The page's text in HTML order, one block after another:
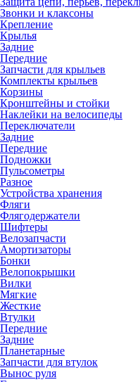
Звонки и клаксоны
Крепление
Крылья
Задние
Передние
Запчасти для крыльев
Комплекты крыльев
Корзины
Кронштейны и стойки
Наклейки на велосипеды
Переключатели
Задние
Передние
Подножки
Пульсометры
Разное
Устройства хранения
Фляги
Флягодержатели
Шифтеры
Велозапчасти
Амортизаторы
Бонки
Велопокрышки
Вилки
Мягкие
Жесткие
Втулки
Передние
Задние
Планетарные
Запчасти для втулок
Вынос руля